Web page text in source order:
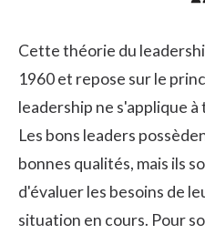
Cette théorie du
1960 et repose sur le
leadership ne s'applique
Les bons leaders
bonnes qualités, mais ils
d'évaluer les besoins de
situation en cours. Pour